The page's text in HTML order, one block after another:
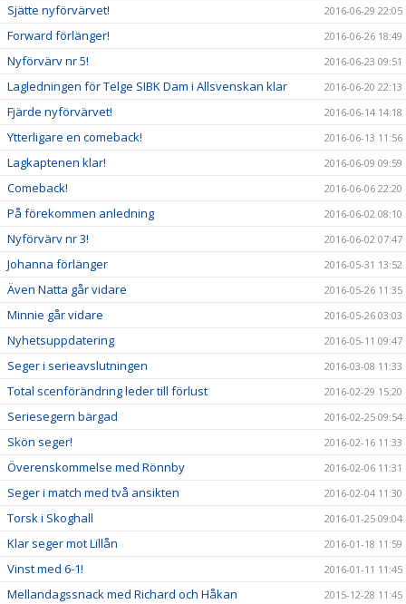
Sjätte nyförvärvet! 2016-06-29 22:05
Forward förlänger! 2016-06-26 18:49
Nyförvärv nr 5! 2016-06-23 09:51
Lagledningen för Telge SIBK Dam i Allsvenskan klar 2016-06-20 22:13
Fjärde nyförvärvet! 2016-06-14 14:18
Ytterligare en comeback! 2016-06-13 11:56
Lagkaptenen klar! 2016-06-09 09:59
Comeback! 2016-06-06 22:20
På förekommen anledning 2016-06-02 08:10
Nyförvärv nr 3! 2016-06-02 07:47
Johanna förlänger 2016-05-31 13:52
Även Natta går vidare 2016-05-26 11:35
Minnie går vidare 2016-05-26 03:03
Nyhetsuppdatering 2016-05-11 09:47
Seger i serieavslutningen 2016-03-08 11:33
Total scenförändring leder till förlust 2016-02-29 15:20
Seriesegern bärgad 2016-02-25 09:54
Skön seger! 2016-02-16 11:33
Överenskommelse med Rönnby 2016-02-06 11:31
Seger i match med två ansikten 2016-02-04 11:30
Torsk i Skoghall 2016-01-25 09:04
Klar seger mot Lillån 2016-01-18 11:59
Vinst med 6-1! 2016-01-11 11:45
Mellandagssnack med Richard och Håkan 2015-12-28 11:45